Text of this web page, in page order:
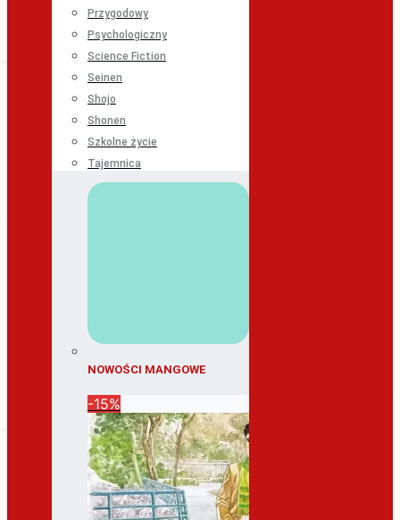
Przygodowy
Psychologiczny
Science Fiction
Seinen
Shojo
Shonen
Szkolne życie
Tajemnica
NOWOŚCI MANGOWE
-15%